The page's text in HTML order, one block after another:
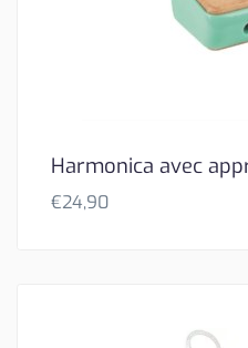
Harmonica avec
€24,90